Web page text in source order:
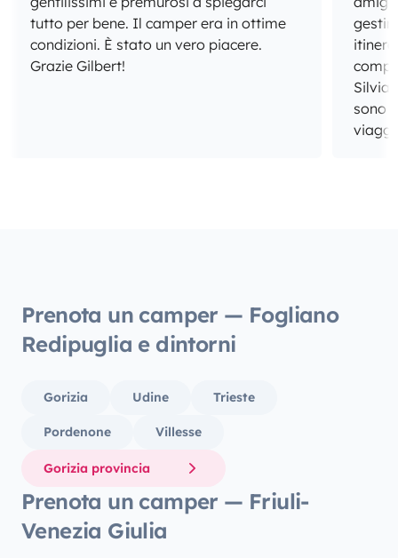
tutto per bene. Il camper era in ottime
condizioni. È stato un vero piacere.
Grazie Gilbert!
sono i
Prenota un camper — Fogliano
Redipuglia e dintorni
Gorizia Udine Trieste
Pordenone Villesse
Gorizia provincia
Prenota un camper — Friuli-
Venezia Giulia